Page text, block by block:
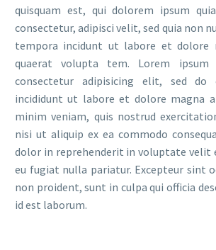
quisquam est, qui dolorem ipsum
consectetur, adipisci velit, sed quia non
tempora incidunt ut labore et dolore
quaerat volupta tem. Lorem
consectetur adipisicing elit, sed do
incididunt ut labore et dolore magna
minim veniam, quis nostrud
nisi ut aliquip ex ea commodo
dolor in reprehenderit in voluptate velit
eu fugiat nulla pariatur. Excepteur sint
non proident, sunt in culpa qui officia
id est laborum.